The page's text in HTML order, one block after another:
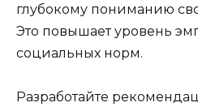
глубокому пониманию
Это повышает уровень
социальных норм.
Разработайте